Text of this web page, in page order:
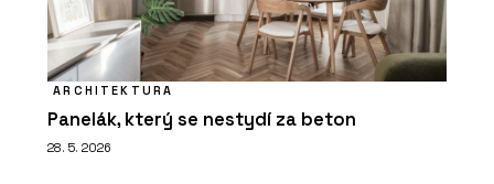
ARCHITEKTURA
Panelák, který se nestydí za beton
28. 5. 2026